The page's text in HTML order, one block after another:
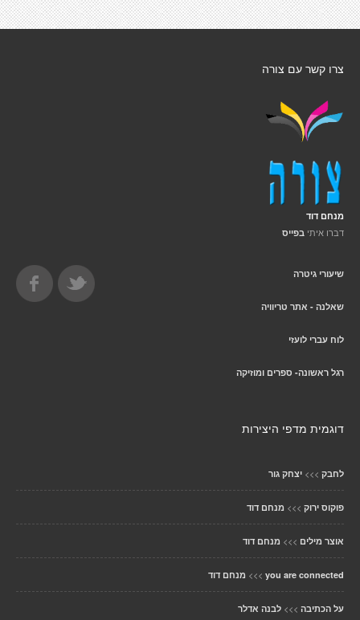
צרו קשר עם צורה
מנחם דוד
דברו איתי בפייס
שיעורי גיטרה
שאלנה - אתר טריוויה
לוח עברי לועזי
רגל ראשונה- ספרים ומוזיקה
דוגמית מדפי היצירות
לחבק >>> יצחק גור
פוקוס ירוק >>> מנחם דוד
אוצר מילים >>> מנחם דוד
you are connected
>>> מנחם דוד
על הכתיבה >>> לבנה אדלר